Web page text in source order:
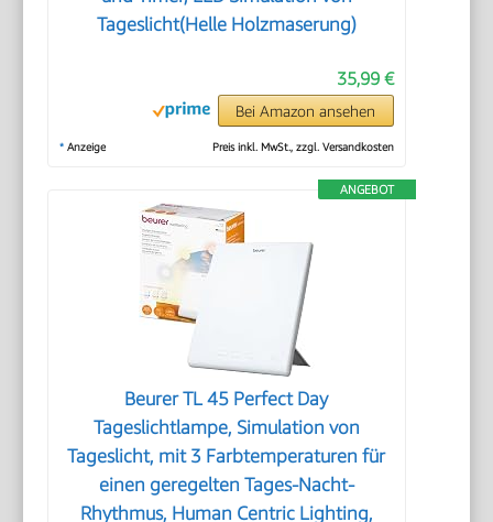
Tageslicht(Helle Holzmaserung)
35,99 €
Bei Amazon ansehen
* Anzeige Preis inkl. MwSt., zzgl. Versandkosten
ANGEBOT
Beurer TL 45 Perfect Day
Tageslichtlampe, Simulation von
Tageslicht, mit 3 Farbtemperaturen für
einen geregelten Tages-Nacht-
Rhythmus, Human Centric Lighting,